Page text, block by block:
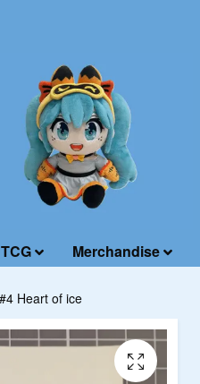
TCG Merchandise
Heart of ice